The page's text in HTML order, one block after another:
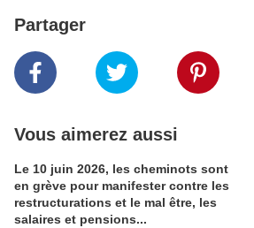
Partager
Vous aimerez aussi
Le 10 juin 2026, les cheminots sont
en grève pour manifester contre les
restructurations et le mal être, les
salaires et pensions...